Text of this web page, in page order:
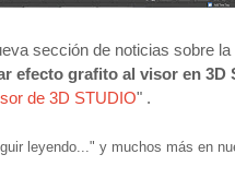
sección de noticias sobre la
efecto grafito al visor en 3D
de 3D STUDIO" .
leyendo..." y muchos más en